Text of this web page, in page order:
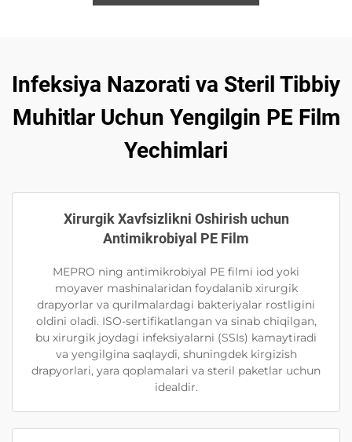
Infeksiya Nazorati va Steril Tibbiy
Muhitlar Uchun Yengilgin PE Film
Yechimlari
Xirurgik Xavfsizlikni Oshirish uchun
Antimikrobiyal PE Film
MEPRO ning antimikrobiyal PE filmi iod yoki
moyaver mashinalaridan foydalanib xirurgik
drapyorlar va qurilmalardagi bakteriyalar rostligini
oldini oladi. ISO-sertifikatlangan va sinab chiqilgan,
bu xirurgik joydagi infeksiyalarni (SSIs) kamaytiradi
va yengilgina saqlaydi, shuningdek kirgizish
drapyorlari, yara qoplamalari va steril paketlar uchun
idealdir.